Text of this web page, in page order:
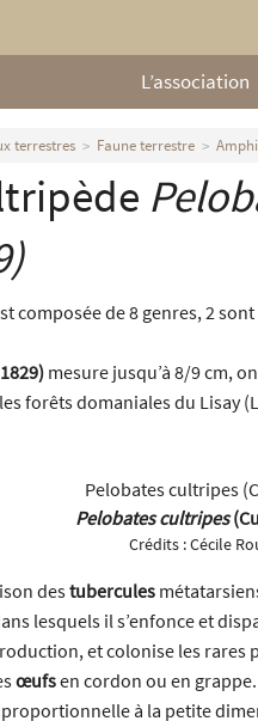
L’association
Qui sommes
Nos missions
Nous
terrestres Faune terrestre
composée de 8 genres, 2
mesure jusqu’à 8/9 cm,
forêts domaniales du Lisay
Pelobates cultripes
Crédits :Cécile
destubercules
lesquels il s’enfonce et
et colonise les rares
œufsen cordon ou en
à la petite